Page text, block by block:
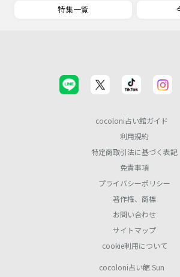
特集一覧
cocoloni占い館ガイド
利用規約
特定商取引法に基づく表記
免責事項
プライバシーポリシー
著作権、商標
お問い合わせ
サイトマップ
cookie利用について
cocoloni占い館 Sun